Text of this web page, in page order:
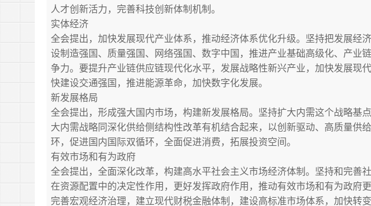
人才创新活力，完善科技创新体制机制。
实体经济
全会提出，加快发展现代产业体系，推动经济体系优化升级。坚持把发展经
设制造强国、质量强国、网络强国、数字中国，推进产业基础高级化、产业
争力。要提升产业链供应链现代化水平，发展战略性新兴产业，加快发展现
快建设交通强国，推进能源革命，加快数字化发展。
新发展格局
全会提出，形成强大国内市场，构建新发展格局。坚持扩大内需这个战略基
大内需战略同深化供给侧结构性改革有机结合起来，以创新驱动、高质量供
环，促进国内国际双循环，全面促进消费，拓展投资空间。
有效市场和有为政府
全会提出，全面深化改革，构建高水平社会主义市场经济体制。坚持和完善
在资源配置中的决定性作用，更好发挥政府作用，推动有效市场和有为政府
完善宏观经济治理，建立现代财税金融体制，建设高标准市场体系，加快转变